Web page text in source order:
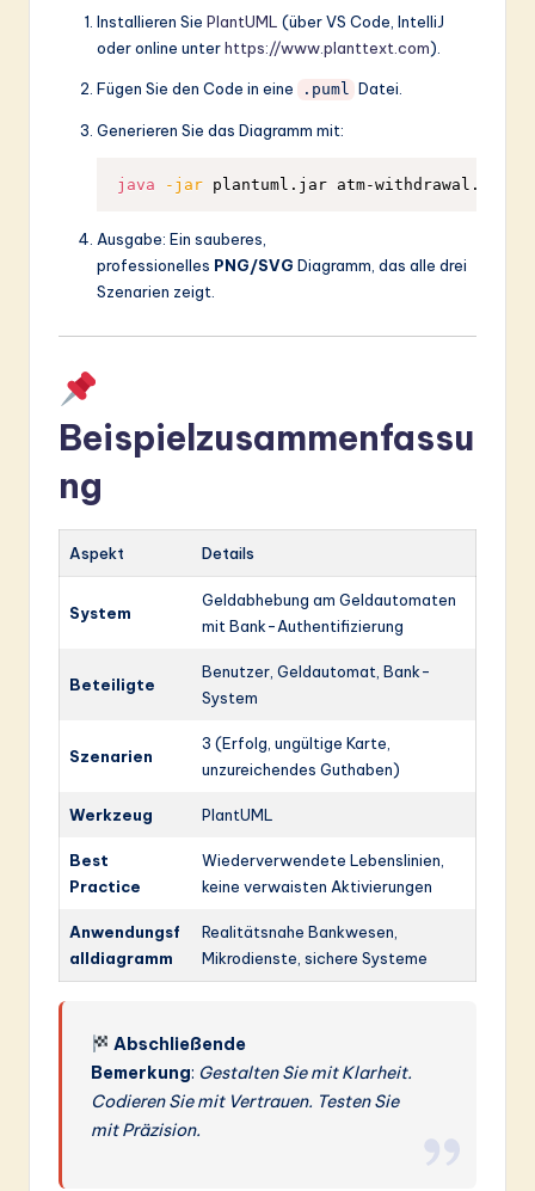
Installieren Sie PlantUML (über VS Code, IntelliJ
oder online unterhttps://www.planttext.com).
Fügen Sie den Code in eine .puml Datei.
Generieren Sie das Diagramm mit:
java -jar
Ausgabe: Ein sauberes,
professionelles PNG/SVG Diagramm, das alle drei
Szenarien zeigt.
Beispielzusammenfassu
ng
Aspekt Details
System
Geldabhebung am Geldautomaten
mit Bank-Authentifizierung
Beteiligte
Benutzer, Geldautomat, Bank-
System
Szenarien
3 (Erfolg, ungültige Karte,
unzureichendes Guthaben)
Werkzeug PlantUML
Best
Practice
Wiederverwendete Lebenslinien,
keine verwaisten Aktivierungen
Anwendungsf
alldiagramm
Realitätsnahe Bankwesen,
Mikrodienste, sichere Systeme
Abschließende
Bemerkung: Gestalten Sie mit Klarheit.
Codieren Sie mit Vertrauen. Testen Sie
mit Präzision.